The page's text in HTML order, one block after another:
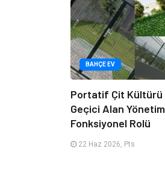
BAHÇE EV
Portatif Çit Kültürü
Geçici Alan
Fonksiyonel Rolü
22 Haz 2026, Pts